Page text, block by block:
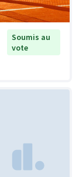
Soumis au
vote